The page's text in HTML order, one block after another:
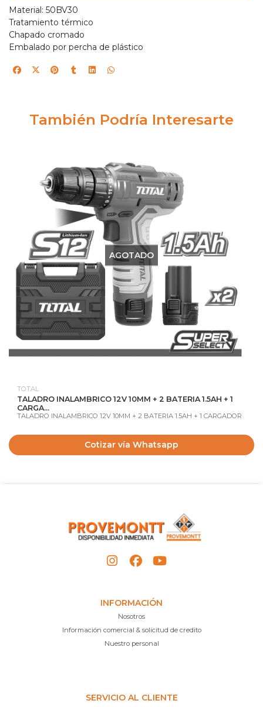
Material: 50BV30
Tratamiento térmico
Chapado cromado
Embalado por percha de plástico
También Podría Interesarte
AGOTADO
TOTAL
TALADRO INALAMBRICO 12V 10MM + 2 BATERIA 1.5AH + 1
CARGA...
TALADRO INALAMBRICO 12V 10MM + 2 BATERIA 1.5AH + 1 CARGADOR
Cotizar vía Whatsapp
INFORMACIÓN
Nosotros
Información comercial & solicitud de credito
Nuestro personal
SERVICIO AL CLIENTE